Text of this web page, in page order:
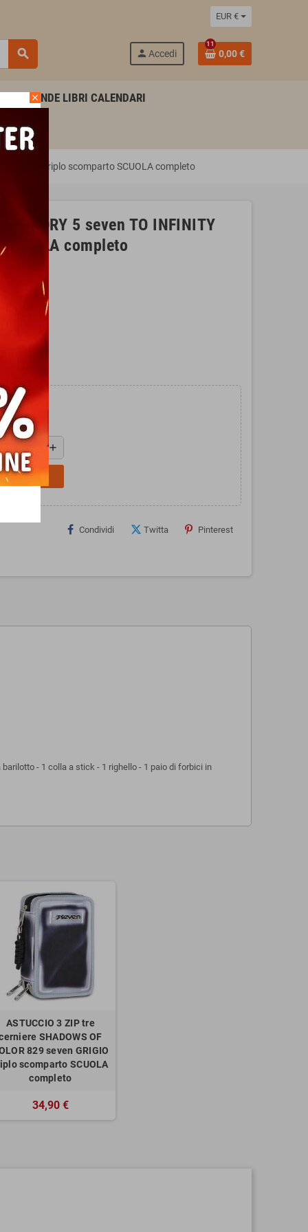
EUR €
search person Accedi
11
0,00 €
AGENDE LIBRI CALENDARI
BEYOND triplo scomparto SCUOLA completo
STORY 5 seven TO INFINITY
completo
di Seven.
add
Condividi Twitta Pinterest
- 1 colla a stick - 1 righello - 1 paio di forbici in
ASTUCCIO 3 ZIP tre
SHADOWS OF
829 seven GRIGIO
scomparto SCUOLA
completo
34,90 €
close